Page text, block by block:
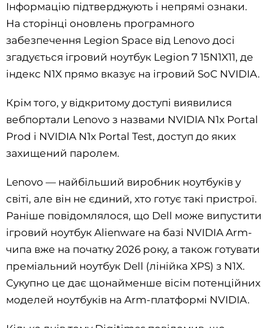
Інформацію підтверджують і непрямі ознаки.
На сторінці оновлень програмного
забезпечення Legion Space від Lenovo досі
згадується ігровий ноутбук Legion 7 15N1X11, де
індекс N1X прямо вказує на ігровий SoC NVIDIA.
Крім того, у відкритому доступі виявилися
вебпортали Lenovo з назвами NVIDIA N1x Portal
Prod і NVIDIA N1x Portal Test, доступ до яких
захищений паролем.
Lenovo — найбільший виробник ноутбуків у
світі, але він не єдиний, хто готує такі пристрої.
Раніше повідомлялося, що Dell може випустити
ігровий ноутбук Alienware на базі NVIDIA Arm-
чипа вже на початку 2026 року, а також готувати
преміальний ноутбук Dell (лінійка XPS) з N1X.
Сукупно це дає щонайменше вісім потенційних
моделей ноутбуків на Arm-платформі NVIDIA.